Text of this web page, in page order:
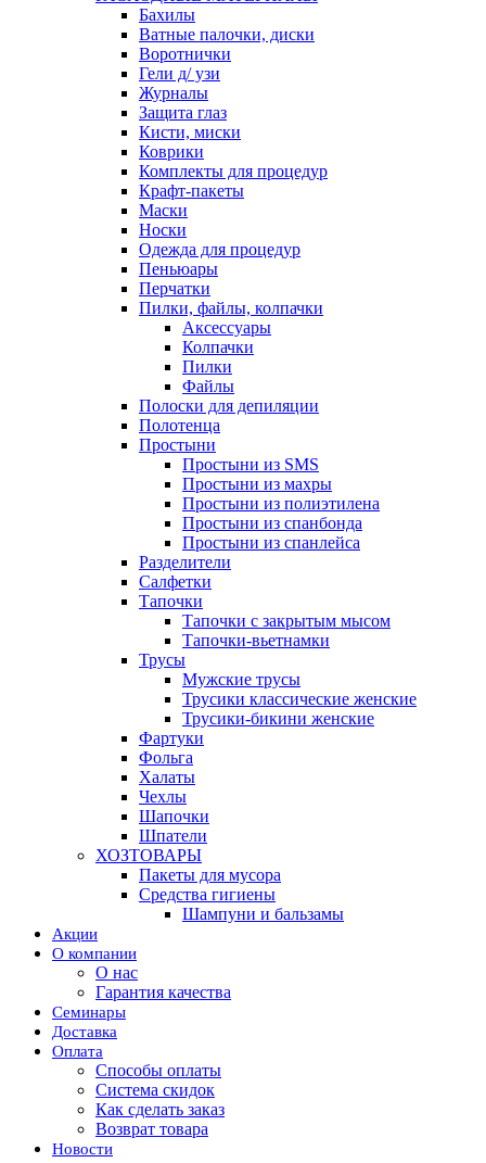
Бахилы
Ватные палочки, диски
Воротнички
Гели д/ узи
Журналы
Защита глаз
Кисти, миски
Коврики
Комплекты для процедур
Крафт-пакеты
Маски
Носки
Одежда для процедур
Пеньюары
Перчатки
Пилки, файлы, колпачки
Аксессуары
Колпачки
Пилки
Файлы
Полоски для депиляции
Полотенца
Простыни
Простыни из SMS
Простыни из махры
Простыни из полиэтилена
Простыни из спанбонда
Простыни из спанлейса
Разделители
Салфетки
Тапочки
Тапочки с закрытым мысом
Тапочки-вьетнамки
Трусы
Мужские трусы
Трусики классические женские
Трусики-бикини женские
Фартуки
Фольга
Халаты
Чехлы
Шапочки
Шпатели
ХОЗТОВАРЫ
Пакеты для мусора
Средства гигиены
Шампуни и бальзамы
Акции
О компании
О нас
Гарантия качества
Семинары
Доставка
Оплата
Способы оплаты
Система скидок
Как сделать заказ
Возврат товара
Новости